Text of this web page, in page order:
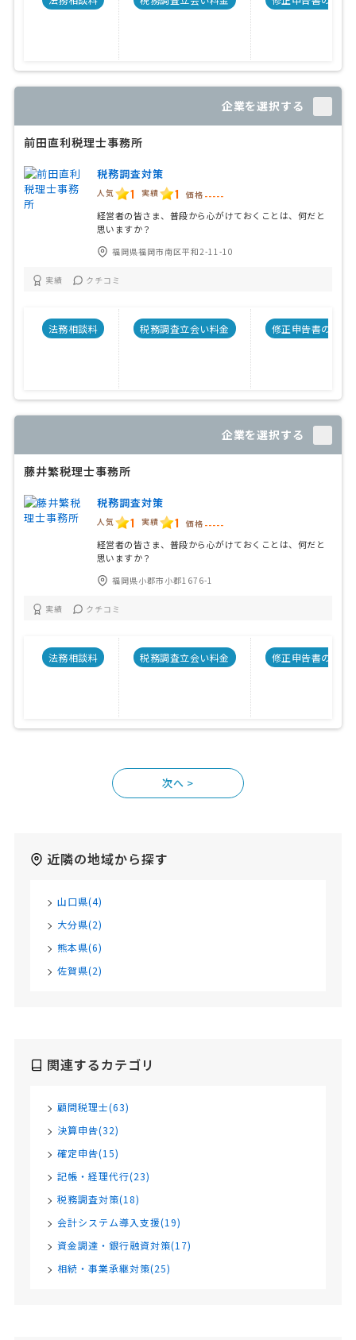
企業を選択する
前田直利税理士事務所
税務調査対策
人気 1 実績 1 価格 -----
経営者の皆さま、普段から心がけておくことは、何だと
思いますか？
福岡県福岡市南区平和2-11-10
実績 クチコミ
法務相談料 税務調査立会い料金 修正申告書の料金
企業を選択する
藤井繁税理士事務所
税務調査対策
人気 1 実績 1 価格 -----
経営者の皆さま、普段から心がけておくことは、何だと
思いますか？
福岡県小郡市小郡1676-1
実績 クチコミ
法務相談料 税務調査立会い料金 修正申告書の料金
>
近隣の地域から探す
山口県(4)
大分県(2)
熊本県(6)
佐賀県(2)
関連するカテゴリ
顧問税理士(63)
決算申告(32)
確定申告(15)
記帳・経理代行(23)
税務調査対策(18)
会計システム導入支援(19)
資金調達・銀行融資対策(17)
相続・事業承継対策(25)